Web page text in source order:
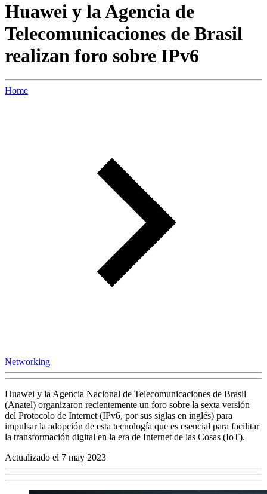
Huawei y la Agencia de
Telecomunicaciones de Brasil
realizan foro sobre IPv6
Home
Networking
Huawei y la Agencia Nacional de Telecomunicaciones de Brasil
(Anatel) organizaron recientemente un foro sobre la sexta versión
del Protocolo de Internet (IPv6, por sus siglas en inglés) para
impulsar la adopción de esta tecnología que es esencial para facilitar
la transformación digital en la era de Internet de las Cosas (IoT).
Actualizado el 7 may 2023